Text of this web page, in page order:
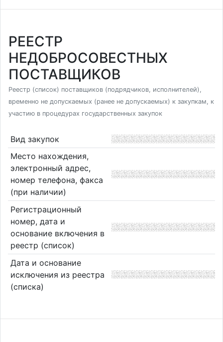
РЕЕСТР
НЕДОБРОСОВЕСТНЫХ
ПОСТАВЩИКОВ
Реестр (список) поставщиков (подрядчиков, исполнителей),
временно не допускаемых (ранее не допускаемых) к закупкам, к
участию в процедурах государственных закупок
Вид закупок
Место нахождения,
электронный адрес,
номер телефона, факса
(при наличии)
Регистрационный
номер, дата и
основание включения в
реестр (список)
Дата и основание
исключения из реестра
(списка)